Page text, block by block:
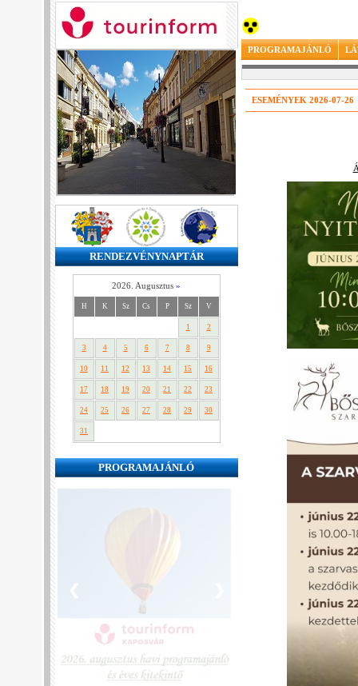
RENDEZVÉNYNAPTÁR
2026. Augusztus »
H K Sz Cs P Sz V
1 2
3 4 5 6 7 8 9
10 11 12 13 14 15 16
17 18 19 20 21 22 23
24 25 26 27 28 29 30
31
PROGRAMAJÁNLÓ
❮
PROGRAMAJÁNLÓ
ESEMÉNYEK 2026-07-26